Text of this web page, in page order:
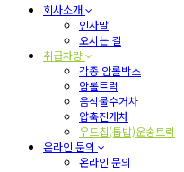
회사소개
인사말
오시는 길
취급차량
각종 암롤박스
암롤트럭
음식물수거차
압축진개차
우드칩(톱밥)운송트럭
온라인 문의
온라인 문의